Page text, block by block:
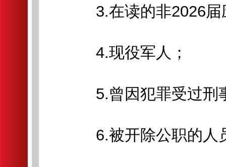
3.在读的非2026届
4.现役军人；
5.曾因犯罪受过刑
6.被开除公职的人